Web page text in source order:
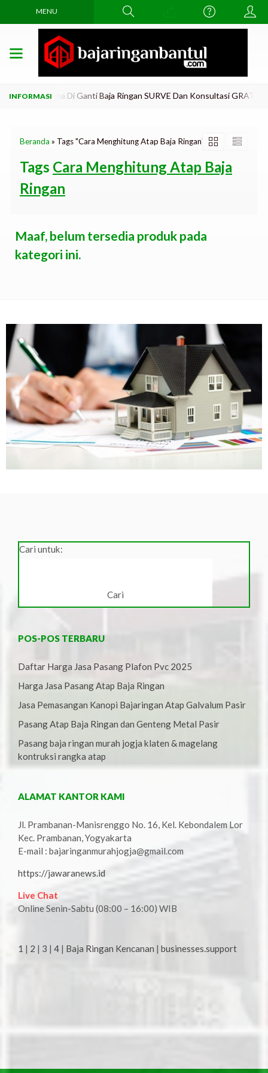
MENU
Atap Lama Di Ganti Baja Ringan SURVE Dan Konsultasi
Beranda » Tags "Cara Menghitung Atap Baja Ringan"
Tags Cara Menghitung Atap Baja
Ringan
Maaf, belum tersedia produk pada
kategori ini.
Cari untuk:
POS-POS TERBARU
Daftar Harga Jasa Pasang Plafon Pvc 2025
Harga Jasa Pasang Atap Baja Ringan
Jasa Pemasangan Kanopi Bajaringan Atap Galvalum Pasir
Pasang Atap Baja Ringan dan Genteng Metal Pasir
Pasang baja ringan murah jogja klaten & magelang
kontruksi rangka atap
ALAMAT KANTOR KAMI
Jl. Prambanan-Manisrenggo No. 16, Kel. Kebondalem Lor
Kec. Prambanan, Yogyakarta
E-mail : bajaringanmurahjogja@gmail.com
https://jawaranews.id
Live Chat
Online Senin-Sabtu (08:00 – 16:00) WIB
1 | 2 | 3 | 4 | Baja Ringan Kencanan | businesses.support